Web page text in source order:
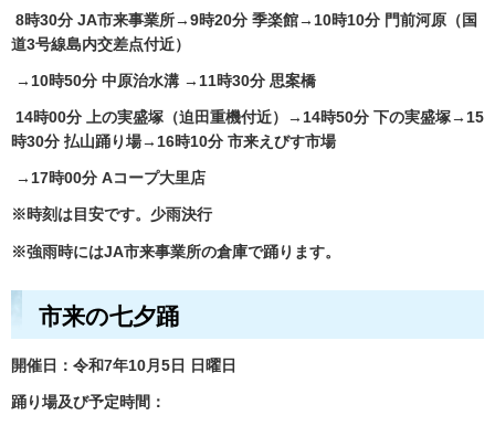
8時30分 JA市来事業所→9時20分 季楽館→10時10分 門前河原（国
道3号線島内交差点付近）
→10時50分 中原治水溝 →11時30分 思案橋
14時00分 上の実盛塚（迫田重機付近）→14時50分 下の実盛塚→15
時30分 払山踊り場→16時10分 市来えびす市場
→17時00分 Aコープ大里店
※時刻は目安です。少雨決行
※強雨時にはJA市来事業所の倉庫で踊ります。
市来の七夕踊
開催日：令和7年10月5日 日曜日
踊り場及び予定時間：